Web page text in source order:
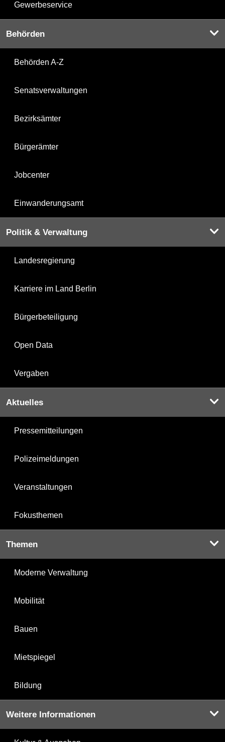
Gewerbeservice
Behörden
Behörden A-Z
Senatsverwaltungen
Bezirksämter
Bürgerämter
Jobcenter
Einwanderungsamt
Politik & Verwaltung
Landesregierung
Karriere im Land Berlin
Bürgerbeteiligung
Open Data
Vergaben
Aktuelles
Pressemitteilungen
Polizeimeldungen
Veranstaltungen
Fokusthemen
Themen
Moderne Verwaltung
Mobilität
Bauen
Mietspiegel
Bildung
Weitere Informationen